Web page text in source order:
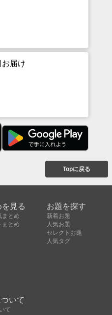
届け
Topに戻る
を見る
まとめ
まとめ
お題を探す
新着お題
人気お題
セレクトお題
人気タグ
いて
て